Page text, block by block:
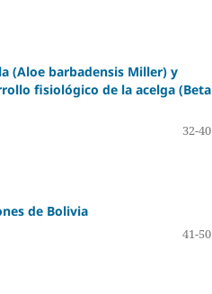
(Aloe barbadensis Miller) y
fisiológico de la acelga (Beta
32-40
de Bolivia
41-50